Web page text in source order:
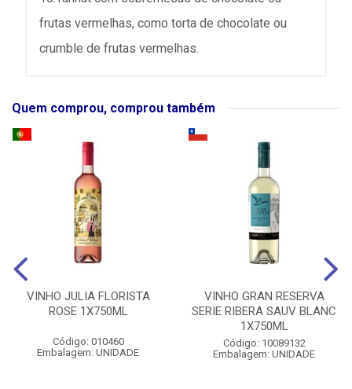
frutas vermelhas, como torta de chocolate ou
crumble de frutas vermelhas.
Quem comprou, comprou também
VINHO JULIA FLORISTA
ROSE 1X750ML
Código: 010460
Embalagem: UNIDADE
VINHO GRAN RESERVA
SERIE RIBERA SAUV BLANC
1X750ML
Código: 10089132
Embalagem: UNIDADE